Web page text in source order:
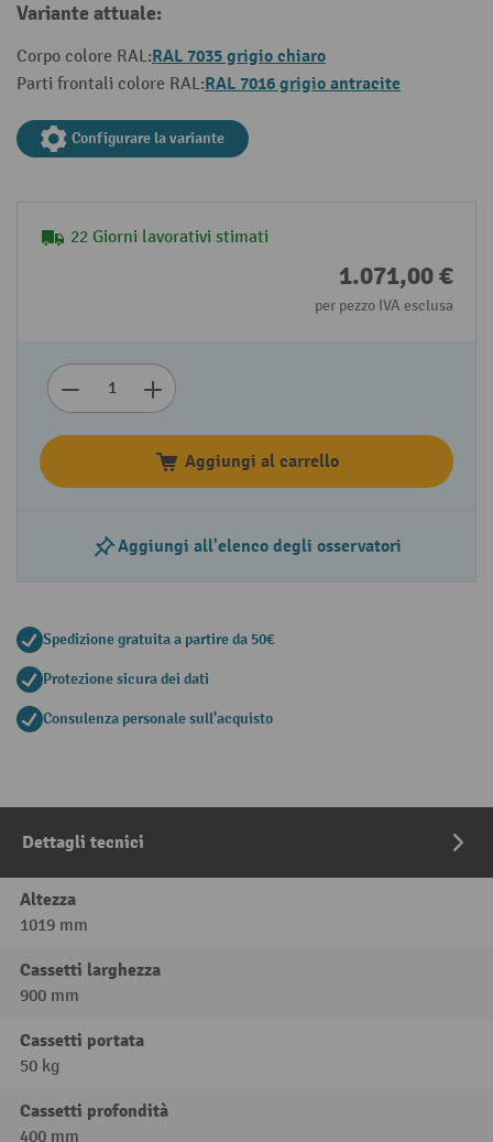
Variante attuale:
Corpo colore RAL:RAL 7035 grigio chiaro
Parti frontali colore RAL:RAL 7016 grigio antracite
Configurare la variante
22 Giorni lavorativi stimati
1.071,00 €
per pezzo IVA esclusa
Aggiungi al carrello
Aggiungi all'elenco degli osservatori
Spedizione gratuita a partire da 50€
Protezione sicura dei dati
Consulenza personale sull'acquisto
Dettagli tecnici
Altezza
1019 mm
Cassetti larghezza
900 mm
Cassetti portata
50 kg
Cassetti profondità
400 mm